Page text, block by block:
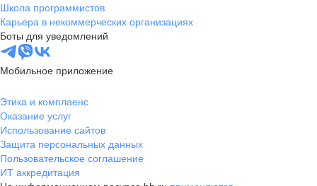
Школа программистов
Карьера в некоммерческих организациях
Боты для уведомлений
Мобильное приложение
Этика и комплаенс
Оказание услуг
Использование сайтов
Защита персональных данных
Пользовательское соглашение
ИТ аккредитация